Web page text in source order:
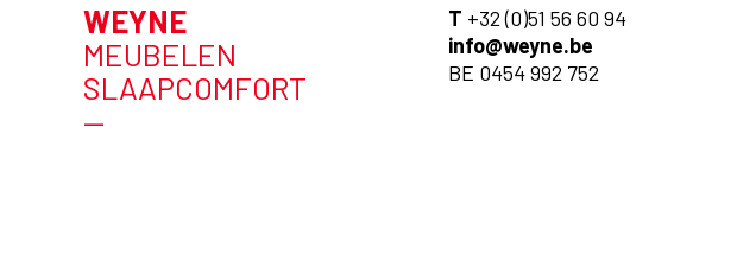
WEYNE
MEUBELEN
SLAAPCOMFORT
—
T +32 (0)51 56 60 94
info@weyne.be
BE 0454 992 752